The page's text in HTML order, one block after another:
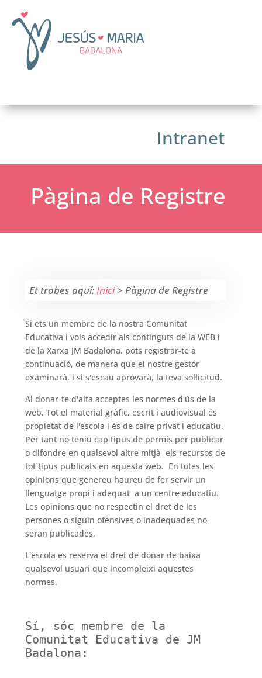
Intranet
Pàgina de Registre
Et trobes aquí:Inici> Pàgina de Registre
Si ets un membre de la nostra Comunitat
Educativa i vols accedir als continguts de la WEB i
de la Xarxa JM Badalona, pots registrar-te a
continuació, de manera que el nostre gestor
examinarà, i si s'escau aprovarà, la teva sol·licitud.
Al donar-te d'alta acceptes les normes d'ús de la
web. Tot el material gràfic, escrit i audiovisual és
propietat de l'escola i és de caire privat i educatiu.
Per tant no teniu cap tipus de permís per publicar
o difondre en qualsevol altre mitjà els recursos de
tot tipus publicats en aquesta web. En totes les
opinions que genereu haureu de fer servir un
llenguatge propi i adequat a un centre educatiu.
Les opinions que no respectin el dret de les
persones o siguin ofensives o inadequades no
seran publicades.
L'escola es reserva el dret de donar de baixa
qualsevol usuari que incompleixi aquestes
normes.
Sí, sóc membre de la
Comunitat Educativa de JM
Badalona: